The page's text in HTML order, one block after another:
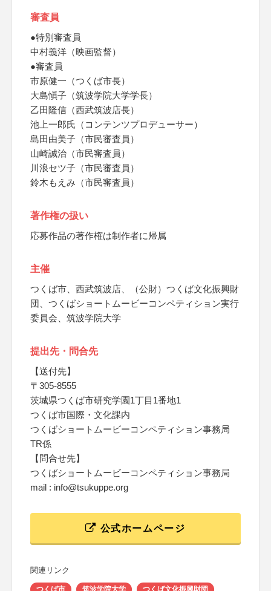
審査員
●特別審査員
中村義洋（映画監督）
●審査員
市原健一（つくば市長）
大島愼子（筑波学院大学学長）
乙田隆信（西武筑波店長）
池上一郎氏（コンテンツプロデューサー）
島田由美子（市民審査員）
山崎誠治（市民審査員）
川浪セツ子（市民審査員）
鈴木もえみ（市民審査員）
著作権の扱い
応募作品の著作権は制作者に帰属
主催
つくば市、西武筑波店、（公財）つくば文化振興財
団、つくばショートムービーコンペティション実行
委員会、筑波学院大学
提出先・問合先
【送付先】
〒305-8555
茨城県つくば市研究学園1丁目1番地1
つくば市国際・文化課内
つくばショートムービーコンペティション事務局
TR係
【問合せ先】
つくばショートムービーコンペティション事務局
mail : info@tsukuppe.org
公式ホームページ
関連リンク
つくば市 筑波学院大学 つくば文化振興財団